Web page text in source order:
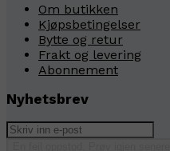
Om butikken
Kjøpsbetingelser
Bytte og retur
Frakt og levering
Abonnement
Nyhetsbrev